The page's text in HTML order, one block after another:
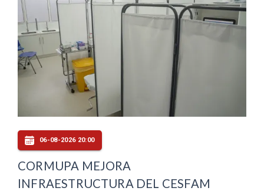
06-08-2026 20:00
CORMUPA MEJORA
INFRAESTRUCTURA DEL CESFAM